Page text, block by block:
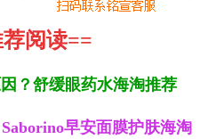
阅读==
？舒缓眼药水海淘推荐
早安面膜护肤海淘